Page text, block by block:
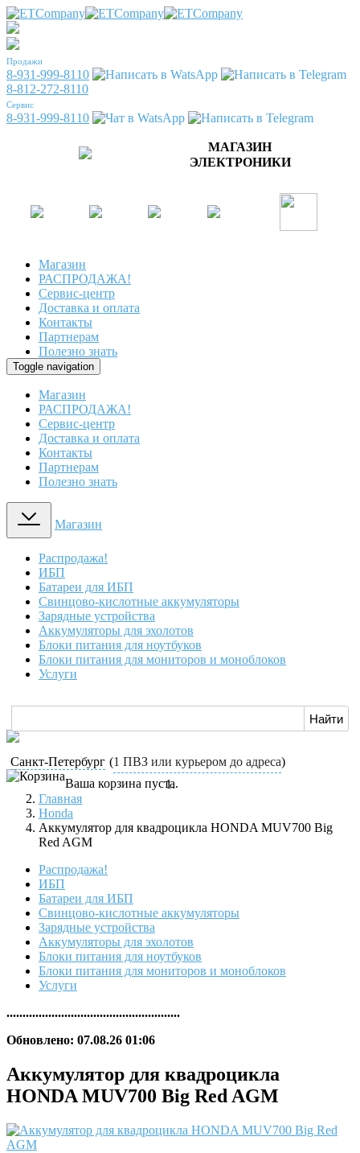
Продажи
8-931-999-8110
8-812-272-8110
Сервис
8-931-999-8110
МАГАЗИН
ЭЛЕКТРОНИКИ
Магазин
РАСПРОДАЖА!
Сервис-центр
Доставка и оплата
Контакты
Партнерам
Полезно знать
Toggle navigation
Магазин
РАСПРОДАЖА!
Сервис-центр
Доставка и оплата
Контакты
Партнерам
Полезно знать
Магазин
Распродажа!
ИБП
Батареи для ИБП
Свинцово-кислотные аккумуляторы
Зарядные устройства
Аккумуляторы для эхолотов
Блоки питания для ноутбуков
Блоки питания для мониторов и моноблоков
Услуги
Санкт-Петербург (1 ПВЗ или курьером до адреса)
Ваша корзина пуста.
Главная
Honda
Аккумулятор для квадроцикла HONDA MUV700 Big
Red AGM
Распродажа!
ИБП
Батареи для ИБП
Свинцово-кислотные аккумуляторы
Зарядные устройства
Аккумуляторы для эхолотов
Блоки питания для ноутбуков
Блоки питания для мониторов и моноблоков
Услуги
......................................................
Обновлено: 07.08.26 01:06
Аккумулятор для квадроцикла
HONDA MUV700 Big Red AGM